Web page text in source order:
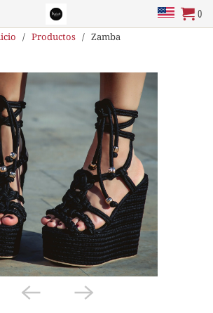
0
/ Productos / Zamba